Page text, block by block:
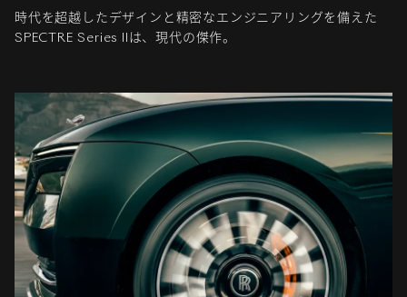
時代を超越したデザインと精密なエンジニアリングを備えた
SPECTRE Series IIは、現代の傑作。